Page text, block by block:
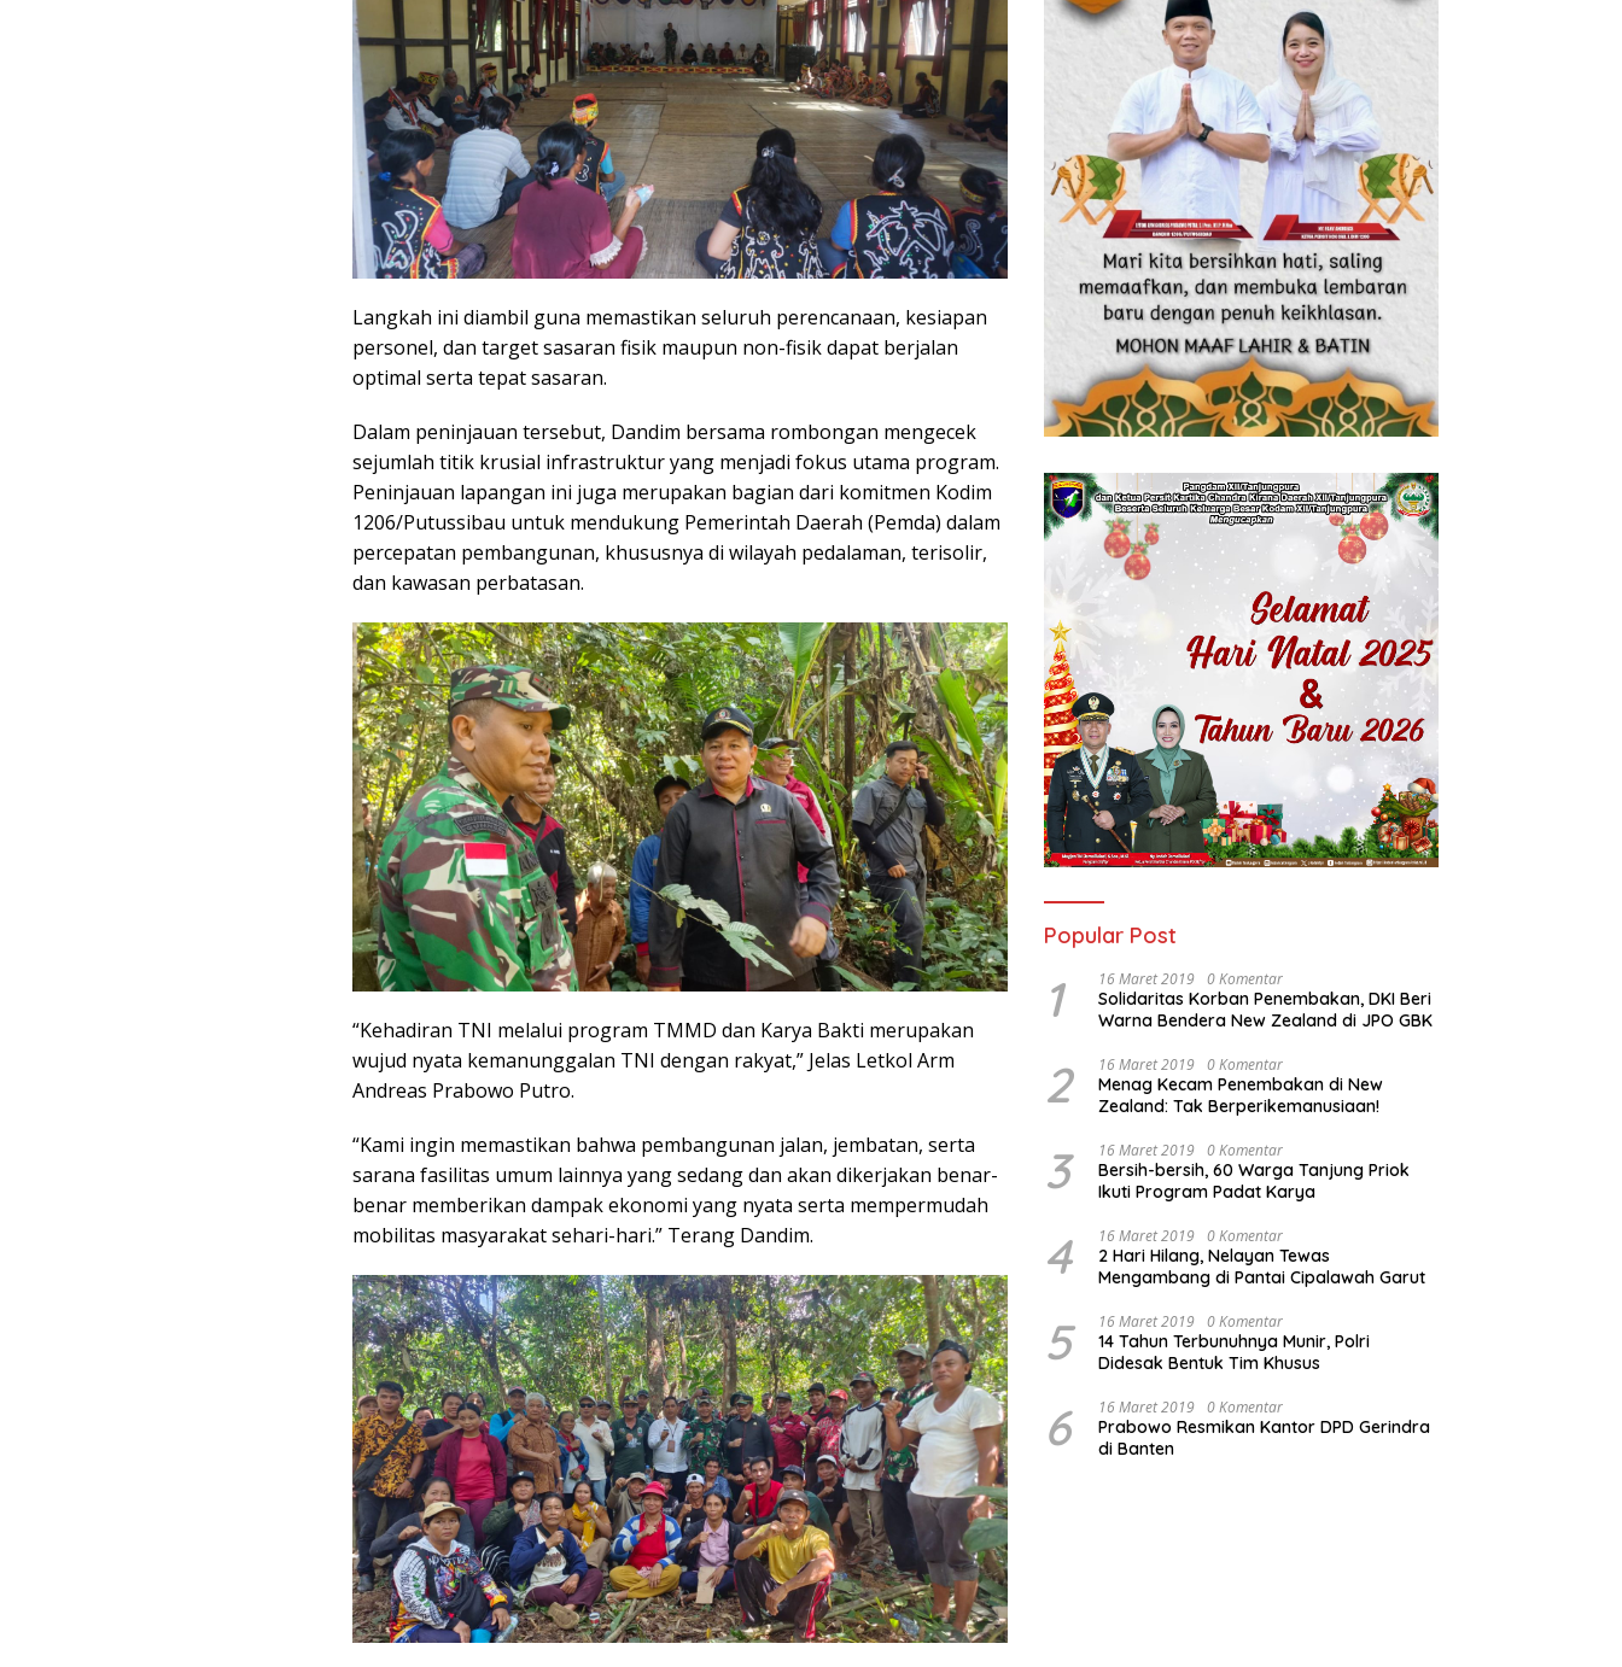
Langkah ini diambil guna memastikan seluruh perencanaan, kesiapan
personel, dan target sasaran fisik maupun non-fisik dapat berjalan
optimal serta tepat sasaran.
Dalam peninjauan tersebut, Dandim bersama rombongan mengecek
sejumlah titik krusial infrastruktur yang menjadi fokus utama program.
Peninjauan lapangan ini juga merupakan bagian dari komitmen Kodim
1206/Putussibau untuk mendukung Pemerintah Daerah (Pemda) dalam
percepatan pembangunan, khususnya di wilayah pedalaman, terisolir,
dan kawasan perbatasan.
“Kehadiran TNI melalui program TMMD dan Karya Bakti merupakan
wujud nyata kemanunggalan TNI dengan rakyat,” Jelas Letkol Arm
Andreas Prabowo Putro.
“Kami ingin memastikan bahwa pembangunan jalan, jembatan, serta
sarana fasilitas umum lainnya yang sedang dan akan dikerjakan benar-
benar memberikan dampak ekonomi yang nyata serta mempermudah
mobilitas masyarakat sehari-hari.” Terang Dandim.
Popular Post
1 16 Maret 2019 0 Komentar
Solidaritas Korban Penembakan, DKI Beri
Warna Bendera New Zealand di JPO GBK
2 16 Maret 2019 0 Komentar
Menag Kecam Penembakan di New
Zealand: Tak Berperikemanusiaan!
3 16 Maret 2019 0 Komentar
Bersih-bersih, 60 Warga Tanjung Priok
Ikuti Program Padat Karya
4 16 Maret 2019 0 Komentar
2 Hari Hilang, Nelayan Tewas
Mengambang di Pantai Cipalawah Garut
5 16 Maret 2019 0 Komentar
14 Tahun Terbunuhnya Munir, Polri
Didesak Bentuk Tim Khusus
6 16 Maret 2019 0 Komentar
Prabowo Resmikan Kantor DPD Gerindra
di Banten